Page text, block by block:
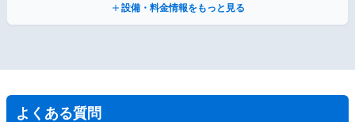
設備・料金情報をもっと見る
よくある質問